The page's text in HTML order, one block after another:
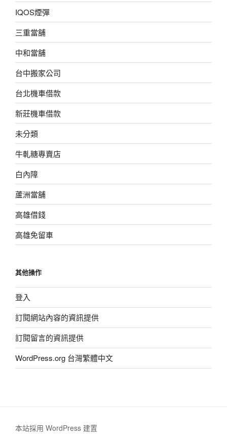
IQOS煙彈
三重當舖
中和當舖
台中搬家公司
台北機車借款
新莊機車借款
未分類
牛軋糖專賣店
白內障
蘆洲當舖
高雄借錢
高雄免留車
其他操作
登入
訂閱網站內容的資訊提供
訂閱留言的資訊提供
WordPress.org 台灣繁體中文
本站採用 WordPress 建置